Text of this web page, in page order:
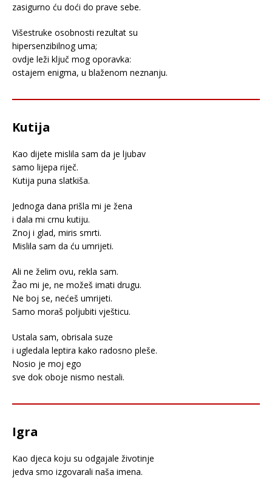
zasigurno ću doći do prave sebe.
Višestruke osobnosti rezultat su
hipersenzibilnog uma;
ovdje leži ključ mog oporavka:
ostajem enigma, u blaženom neznanju.
Kutija
Kao dijete mislila sam da je ljubav
samo lijepa riječ.
Kutija puna slatkiša.
Jednoga dana prišla mi je žena
i dala mi crnu kutiju.
Znoj i glad, miris smrti.
Mislila sam da ću umrijeti.
Ali ne želim ovu, rekla sam.
Žao mi je, ne možeš imati drugu.
Ne boj se, nećeš umrijeti.
Samo moraš poljubiti vješticu.
Ustala sam, obrisala suze
i ugledala leptira kako radosno pleše.
Nosio je moj ego
sve dok oboje nismo nestali.
Igra
Kao djeca koju su odgajale životinje
jedva smo izgovarali naša imena.